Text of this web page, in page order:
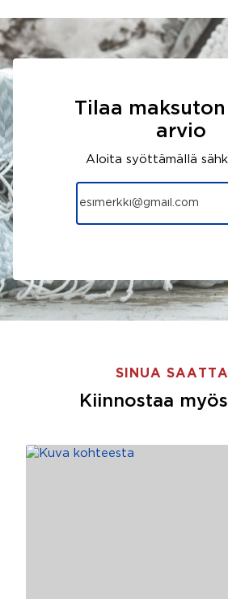
Tilaa
arvio
Aloita syöttämällä
SINUA
Kiinnostaa